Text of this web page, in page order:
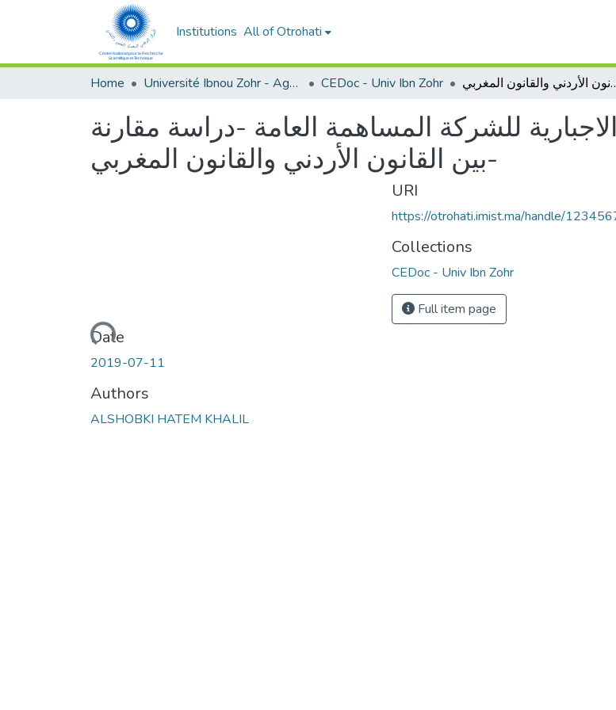
Institutions All of Otrohati
Home Université Ibnou Zohr - Agadir CEDoc - Univ Ibn Zohr بين القانون الأردني والقانون المغربي-
للشركة المساهمة العامة -دراسة مقارنة
بين القانون الأردني والقانون المغربي-
Loading...
Date
2019-07-11
Authors
ALSHOBKI HATEM KHALIL
URI
https://otrohati.imist.ma/handle/
Collections
CEDoc - Univ Ibn Zohr
Full item page